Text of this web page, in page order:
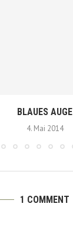
BLAUES AUGE
4. Mai 2014
1 COMMENT